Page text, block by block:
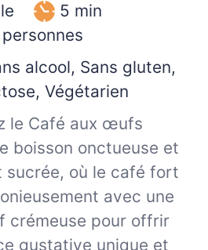
5 min
personnes
alcool, Sans gluten,
Végétarien
le Café aux œufs
boisson onctueuse et
sucrée, où le café fort
avec une
crémeuse pour offrir
gustative unique et